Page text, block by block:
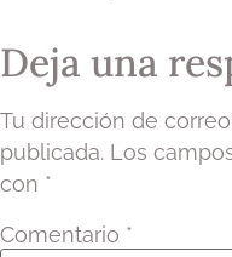
Deja una
Tu dirección de
publicada. Los
con *
Comentario *